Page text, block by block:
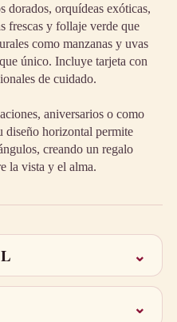
dorados, orquídeas exóticas,
frescas y follaje verde que
como manzanas y uvas
único. Incluye tarjeta con
de cuidado.
aniversarios o como
diseño horizontal permite
creando un regalo
la vista y el alma.
⌄
⌄